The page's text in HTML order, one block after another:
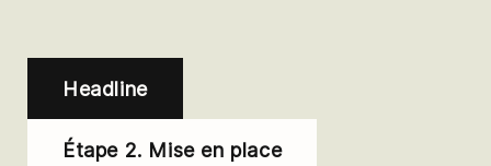
Headline
Étape 2. Mise en place